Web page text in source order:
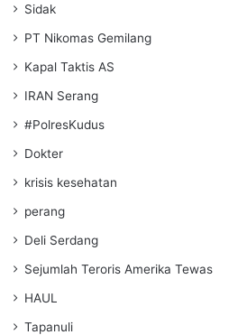
Sidak
PT Nikomas Gemilang
Kapal Taktis AS
IRAN Serang
#PolresKudus
Dokter
krisis kesehatan
perang
Deli Serdang
Sejumlah Teroris Amerika Tewas
HAUL
Tapanuli